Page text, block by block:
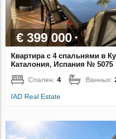
€ 399 000
Квартира с 4 спальнями в
Каталония, Испания № 5075
Спален:4 Ванных:
IAD Real Estate